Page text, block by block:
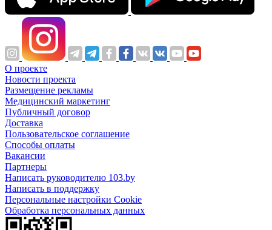
О проекте
Новости проекта
Размещение рекламы
Медицинский маркетинг
Публичный договор
Доставка
Пользовательское соглашение
Способы оплаты
Вакансии
Партнеры
Написать руководителю 103.by
Написать в поддержку
Персональные настройки Cookie
Обработка персональных данных